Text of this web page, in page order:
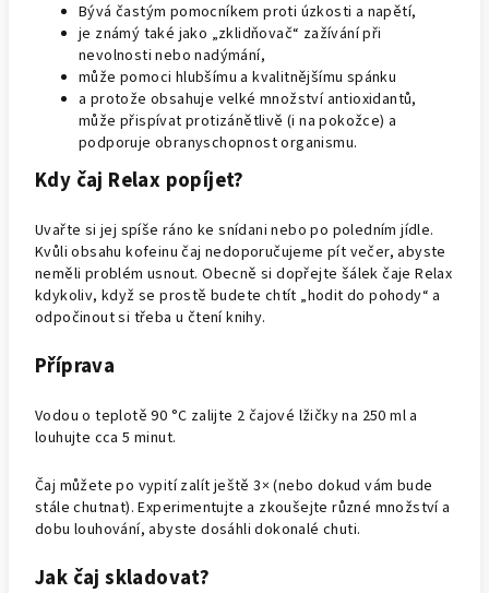
Bývá častým pomocníkem proti úzkosti a napětí,
je známý také jako „zklidňovač“ zažívání při
nevolnosti nebo nadýmání,
může pomoci hlubšímu a kvalitnějšímu spánku
a protože obsahuje velké množství antioxidantů,
může přispívat protizánětlivě (i na pokožce) a
podporuje obranyschopnost organismu.
Kdy čaj Relax popíjet?
Uvařte si jej spíše ráno ke snídani nebo po poledním jídle.
Kvůli obsahu kofeinu čaj nedoporučujeme pít večer, abyste
neměli problém usnout. Obecně si dopřejte šálek čaje Relax
kdykoliv, když se prostě budete chtít „hodit do pohody“ a
odpočinout si třeba u čtení knihy.
Příprava
Vodou o teplotě 90 °C zalijte 2 čajové lžičky na 250 ml a
louhujte cca 5 minut.
Čaj můžete po vypití zalít ještě 3× (nebo dokud vám bude
stále chutnat). Experimentujte a zkoušejte různé množství a
dobu louhování, abyste dosáhli dokonalé chuti.
Jak čaj skladovat?